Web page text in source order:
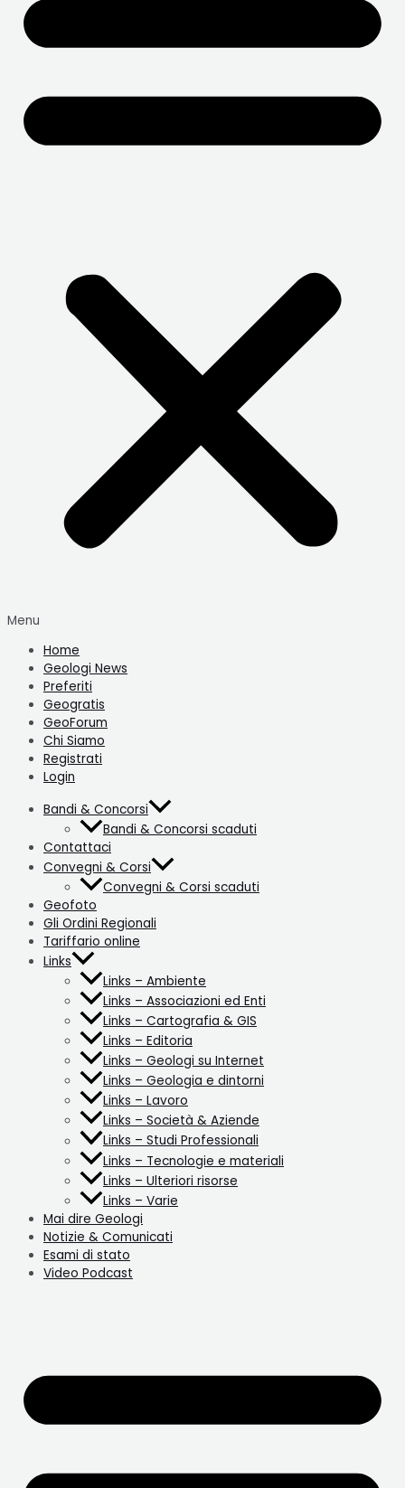
Menu
Home
Geologi News
Preferiti
Geogratis
GeoForum
Chi Siamo
Registrati
Login
Bandi & Concorsi
Bandi & Concorsi scaduti
Contattaci
Convegni & Corsi
Convegni & Corsi scaduti
Geofoto
Gli Ordini Regionali
Tariffario online
Links
Links – Ambiente
Links – Associazioni ed Enti
Links – Cartografia & GIS
Links – Editoria
Links – Geologi su Internet
Links – Geologia e dintorni
Links – Lavoro
Links – Società & Aziende
Links – Studi Professionali
Links – Tecnologie e materiali
Links – Ulteriori risorse
Links – Varie
Mai dire Geologi
Notizie & Comunicati
Esami di stato
Video Podcast